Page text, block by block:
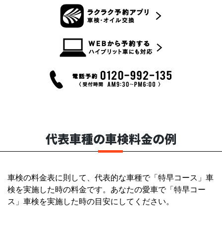
代表車種の車検料金の例
車検の料金表に則して、代表的な車種で「特早コース」車
検を実施した時の料金です。あなたの愛車で「特早コー
ス」車検を実施した時の目安にしてください。